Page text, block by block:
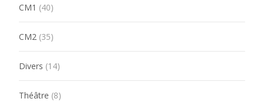
CM1 (40)
CM2 (35)
Divers (14)
Théâtre (8)